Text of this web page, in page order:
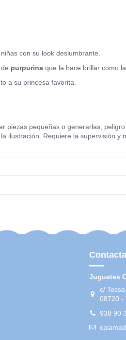
con su look deslumbrante.
purpurina que la hace brillar como
a su princesa favorita.
piezas pequeñas o generarlas,
ilustración. Requiere la supervisión
Juguetes
c/
08720 -
938 90